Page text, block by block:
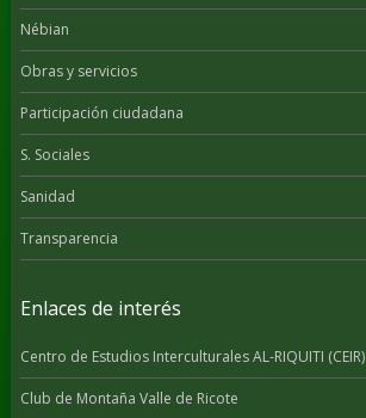
Nébian
Obras y servicios
Participación ciudadana
S. Sociales
Sanidad
Transparencia
Enlaces de interés
Centro de Estudios Interculturales AL-RIQUITI (CEIR)
Club de Montaña Valle de Ricote